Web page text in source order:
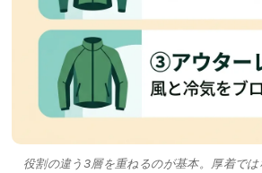
役割の違う3層を重ねるのが基本。厚着では